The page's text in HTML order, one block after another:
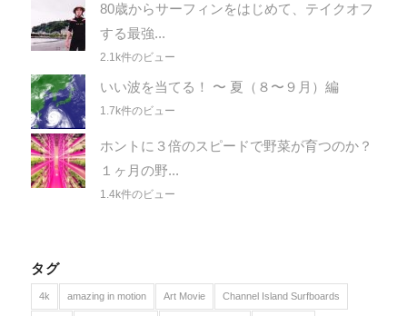
80歳からサーフィンをはじめて、テイクオフ
する最強...
2.1k件のビュー
いい波を当てる！ 〜 夏（８〜９月）編
1.7k件のビュー
ホントに３倍のスピードで野菜が育つのか？
１ヶ月の野...
1.4k件のビュー
タグ
4k amazing in motion Art Movie Channel Island Surfboards